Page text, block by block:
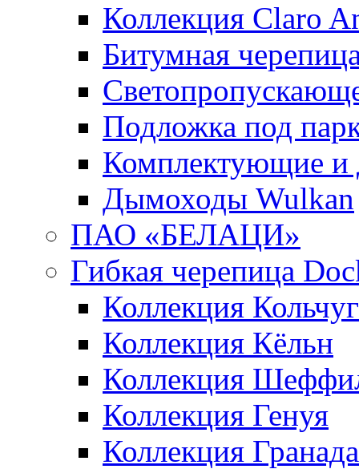
Коллекция Claro
Битумная
Подложка под
Комплектующие и
Дымоходы Wulkan
ПАО «БЕЛАЦИ»
Гибкая черепица
Коллекция
Коллекция Кёльн
Коллекция
Коллекция Генуя
Коллекция Гранада